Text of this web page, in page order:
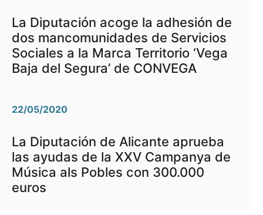
La Diputación acoge la adhesión de
dos mancomunidades de Servicios
Sociales a la Marca Territorio ‘Vega
Baja del Segura’ de CONVEGA
22/05/2020
La Diputación de Alicante aprueba
las ayudas de la XXV Campanya de
Música als Pobles con 300.000
euros